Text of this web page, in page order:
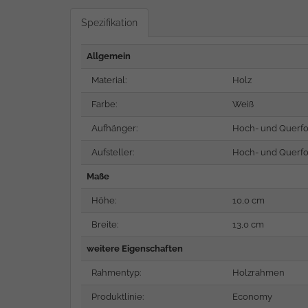
Spezifikation
Allgemein
Material: Holz
Farbe: Weiß
Aufhänger: Hoch- und
Aufsteller: Hoch- und
Maße
Höhe: 10,0 cm
Breite: 13,0 cm
weitere Eigenschaften
Rahmentyp: Holzrahmen
Produktlinie: Economy